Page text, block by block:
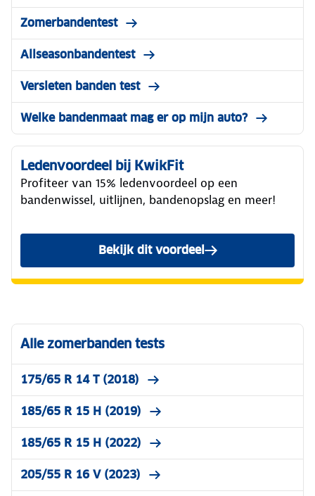
Zomerbandentest
Allseasonbandentest
Versleten banden test
Welke bandenmaat mag er op mijn auto?
Ledenvoordeel bij KwikFit
Profiteer van 15% ledenvoordeel op een
bandenwissel, uitlijnen, bandenopslag en meer!
Bekijk dit voordeel
Alle zomerbanden tests
175/65 R 14 T (2018)
185/65 R 15 H (2019)
185/65 R 15 H (2022)
205/55 R 16 V (2023)